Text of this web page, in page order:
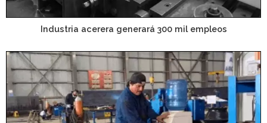
Industria acerera generará 300 mil empleos